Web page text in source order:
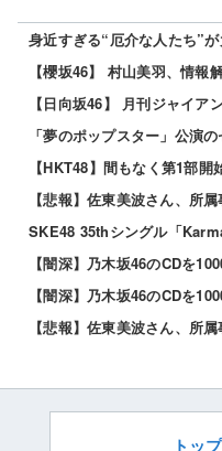
身近すぎる“厄介な人たち”が
【櫻坂46】 村山美羽、情報
【日向坂46】 月刊ジャイア
「夢のポップスター」公演
【HKT48】間もなく第1部開
【悲報】佐東美波さん、所
SKE48 35thシングル「
【闇深】乃木坂46のCDを
【闇深】乃木坂46のCDを
【悲報】佐東美波さん、所
トッ